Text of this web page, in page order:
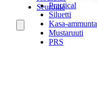
Practical
Siluetti
Kasa-ammunta
Mustaruuti
PRS
Seuroille